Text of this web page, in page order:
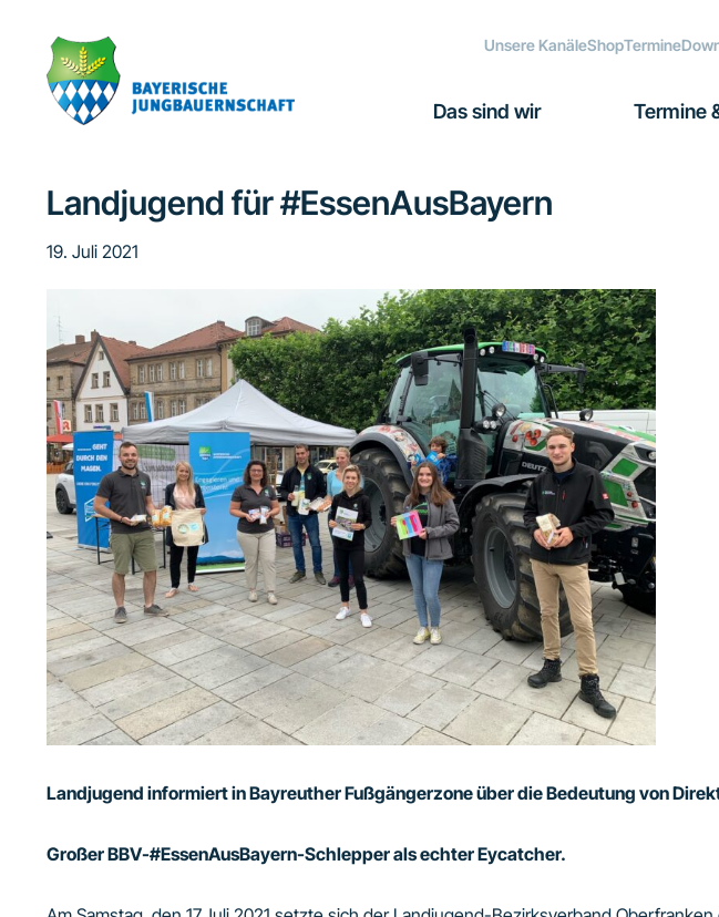
Hauptnavigation
springen
springen
Seitenspalte
springen
Fußzeile
springen
Unsere KanäleShopTermine
Das sind wir Termine
Landjugend für #EssenAusBayern
19. Juli 2021
Landjugend informiert in Bayreuther Fußgängerzone über die Bedeutung von
Großer BBV-#EssenAusBayern-Schlepper als echter Eycatcher.